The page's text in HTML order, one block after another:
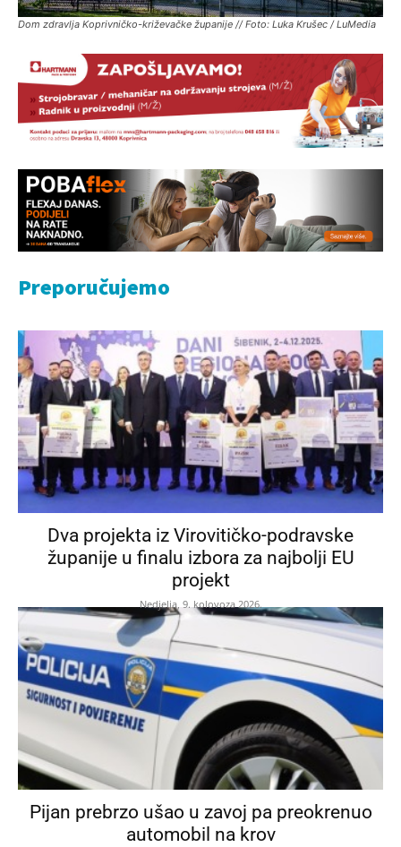
Dom zdravlja Koprivničko-križevačke županije // Foto: Luka Krušec / LuMedia
Preporučujemo
Dva projekta iz Virovitičko-podravske
županije u finalu izbora za najbolji EU
projekt
Nedjelja, 9. kolovoza 2026.
Pijan prebrzo ušao u zavoj pa preokrenuo
automobil na krov